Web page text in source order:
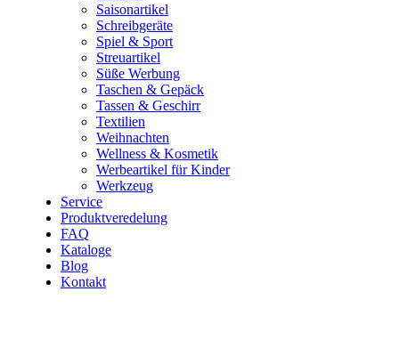
Saisonartikel
Schreibgeräte
Spiel & Sport
Streuartikel
Süße Werbung
Taschen & Gepäck
Tassen & Geschirr
Textilien
Weihnachten
Wellness & Kosmetik
Werbeartikel für Kinder
Werkzeug
Service
Produktveredelung
FAQ
Kataloge
Blog
Kontakt